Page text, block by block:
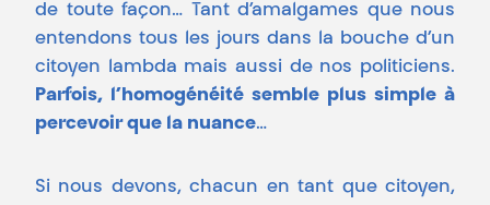
de toute façon… Tant d’amalgames que nous
entendons tous les jours dans la bouche d’un
citoyen lambda mais aussi de nos politiciens.
Parfois, l’homogénéité semble plus simple à
percevoir que la nuance…
Si nous devons, chacun en tant que citoyen,